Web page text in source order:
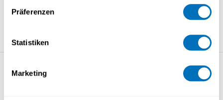
Präferenzen
Statistiken
Marketing
Weiterbildungskurs Arbeit